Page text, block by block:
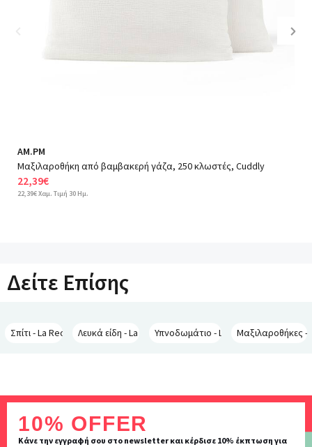
περλε, Peach pink, Rose petal, Κοκκινο/κεραμιδι, Κερασι
κοκκινο, Της αμμου, Τερακοτα, Πρασινο, Ανοιχτο πρασινο,
Σμαραγδι πρασινο, Κυπαρισσι
AM.PM
Μαξιλαροθήκη από βαμβακερή γάζα, 250 κλωστές, Cuddly
22,39€
22,39€ Χαμ. Τιμή 30 Ημ.
Δείτε Επίσης
Σπίτι - La Redoute InterieursΛευκά είδη - La Redoute InterieursΥπνοδωμάτιο - La Redoute Interieurs
Μαξιλαροθήκες
Inscription
newsletter
10% OFFER
Κάνε την εγγραφή σου στο newsletter και κέρδισε 10% έκπτωση για